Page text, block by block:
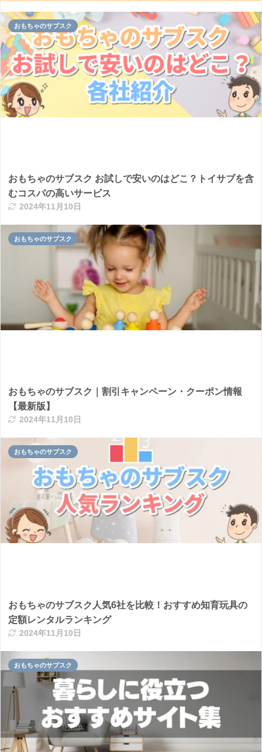
おもちゃのサブスク お試しで安いのはどこ？トイサブを含
むコスパの高いサービス
2024年11月10日
おもちゃのサブスク
おもちゃのサブスク｜割引キャンペーン・クーポン情報
【最新版】
2024年11月10日
おもちゃのサブスク
おもちゃのサブスク人気6社を比較！おすすめ知育玩具の
定額レンタルランキング
2024年11月10日
おもちゃのサブスク
おもちゃのサブスク